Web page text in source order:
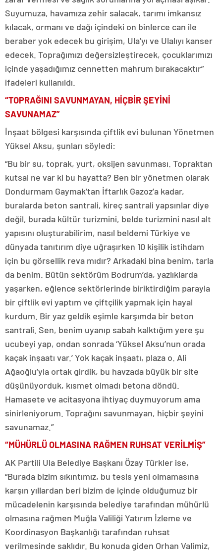
Suyumuza, havamıza zehir salacak, tarımı imkansız
kılacak, ormanı ve dağı içindeki on binlerce can ile
beraber yok edecek bu girişim, Ula’yı ve Ulalıyı kanser
edecek. Toprağımızı değersizleştirecek, çocuklarımızı
içinde yaşadığımız cennetten mahrum bırakacaktır”
ifadeleri kullanıldı.
“TOPRAĞINI SAVUNMAYAN, HİÇBİR ŞEYİNİ
SAVUNAMAZ”
İnşaat bölgesi karşısında çiftlik evi bulunan Yönetmen
Yüksel Aksu, şunları söyledi:
“Bu bir su, toprak, yurt, oksijen savunması. Topraktan
kutsal ne var ki bu hayatta? Ben bir yönetmen olarak
Dondurmam Gaymak’tan İftarlık Gazoz’a kadar,
buralarda beton santrali, kireç santrali yapsınlar diye
değil, burada kültür turizmini, belde turizmini nasıl alt
yapısını oluşturabilirim, nasıl beldemi Türkiye ve
dünyada tanıtırım diye uğraşırken 10 kişilik istihdam
için bu görsellik reva mıdır? Arkadaki bina benim, tarla
da benim. Bütün sektörüm Bodrum’da, yazlıklarda
yaşarken, eğlence sektörlerinde biriktirdiğim parayla
bir çiftlik evi yaptım ve çiftçilik yapmak için hayal
kurdum. Bir yaz geldik eşimle karşımda bir beton
santrali. Sen, benim uyanıp sabah kalktığım yere şu
ucubeyi yap, ondan sonrada ‘Yüksel Aksu’nun orada
kaçak inşaatı var.’ Yok kaçak inşaatı, plaza o. Ali
Ağaoğlu’yla ortak girdik, bu havzada büyük bir site
düşünüyorduk, kısmet olmadı betona döndü.
Hamasete ve acitasyona ihtiyaç duymuyorum ama
sinirleniyorum. Toprağını savunmayan, hiçbir şeyini
savunamaz.”
“MÜHÜRLÜ OLMASINA RAĞMEN RUHSAT VERİLMİŞ”
AK Partili Ula Belediye Başkanı Özay Türkler ise,
“Burada bizim sıkıntımız, bu tesis yeni olmamasına
karşın yıllardan beri bizim de içinde olduğumuz bir
mücadelenin karşısında belediye tarafından mühürlü
olmasına rağmen Muğla Valiliği Yatırım İzleme ve
Koordinasyon Başkanlığı tarafından ruhsat
verilmesinde saklıdır. Bu konuda giden Orhan Valimiz,